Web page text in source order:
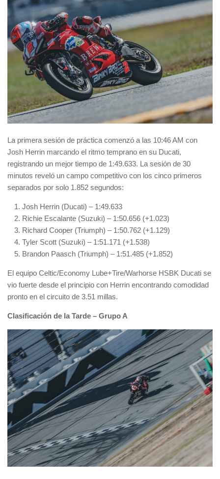
La primera sesión de práctica comenzó a las 10:46 AM con
Josh Herrin marcando el ritmo temprano en su Ducati,
registrando un mejor tiempo de 1:49.633. La sesión de 30
minutos reveló un campo competitivo con los cinco primeros
separados por solo 1.852 segundos:
Josh Herrin (Ducati) – 1:49.633
Richie Escalante (Suzuki) – 1:50.656 (+1.023)
Richard Cooper (Triumph) – 1:50.762 (+1.129)
Tyler Scott (Suzuki) – 1:51.171 (+1.538)
Brandon Paasch (Triumph) – 1:51.485 (+1.852)
El equipo Celtic/Economy Lube+Tire/Warhorse HSBK Ducati se
vio fuerte desde el principio con Herrin encontrando comodidad
pronto en el circuito de 3.51 millas.
Clasificación de la Tarde – Grupo A